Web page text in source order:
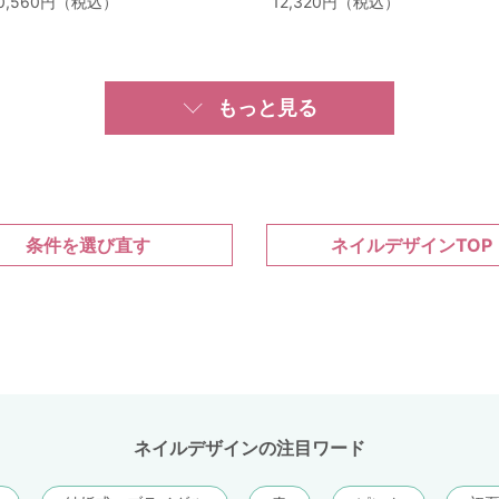
もっと見る
条件を選び直す ネイルデザインTOP
ネイルデザインの注目ワード